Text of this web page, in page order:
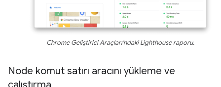
Chrome Geliştirici Araçları'ndaki Lighthouse raporu.
Node komut satırı aracını yükleme ve
çalıştırma